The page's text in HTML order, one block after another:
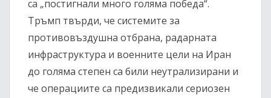
са „постигнали много голяма победа“.
Тръмп твърди, че системите за
противовъздушна отбрана, радарната
инфраструктура и военните цели на Иран
до голяма степен са били неутрализирани и
че операциите са предизвикали сериозен